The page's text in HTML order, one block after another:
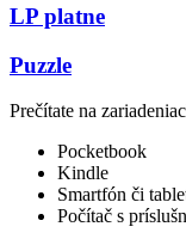
LP platne
Puzzle
Prečítate na
Pocketbook
Kindle
Smartfón či
Počítač s